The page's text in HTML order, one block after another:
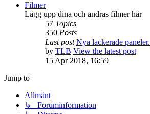
Filmer
Lägg upp dina och andras filmer här
57 Topics
350 Posts
Last post Nya lackerade paneler.
by TLB View the latest post
15 Apr 2018, 16:59
Jump to
Allmänt
↳ Foruminformation